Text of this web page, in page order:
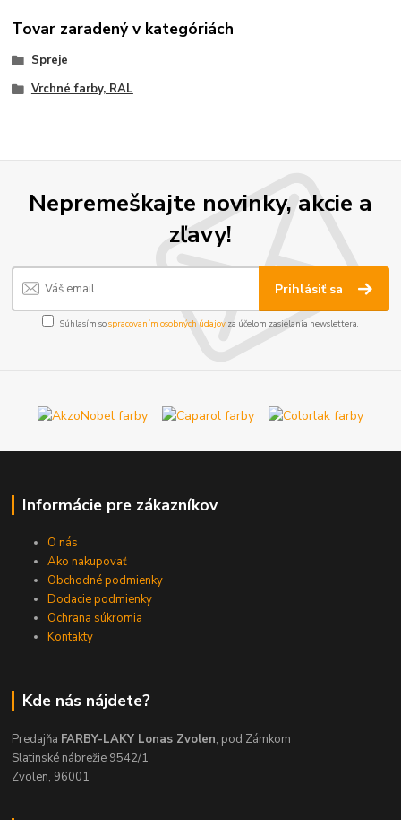
Tovar zaradený v kategóriách
Spreje
Vrchné farby, RAL
Nepremeškajte novinky, akcie a
zľavy!
Prihlásiť sa
Súhlasím sospracovaním osobných údajov za účelom zasielania newslettera.
Informácie pre zákazníkov
O nás
Ako nakupovať
Obchodné podmienky
Dodacie podmienky
Ochrana súkromia
Kontakty
Kde nás nájdete?
Predajňa FARBY-LAKY Lonas Zvolen, pod Zámkom
Slatinské nábrežie 9542/1
Zvolen, 96001